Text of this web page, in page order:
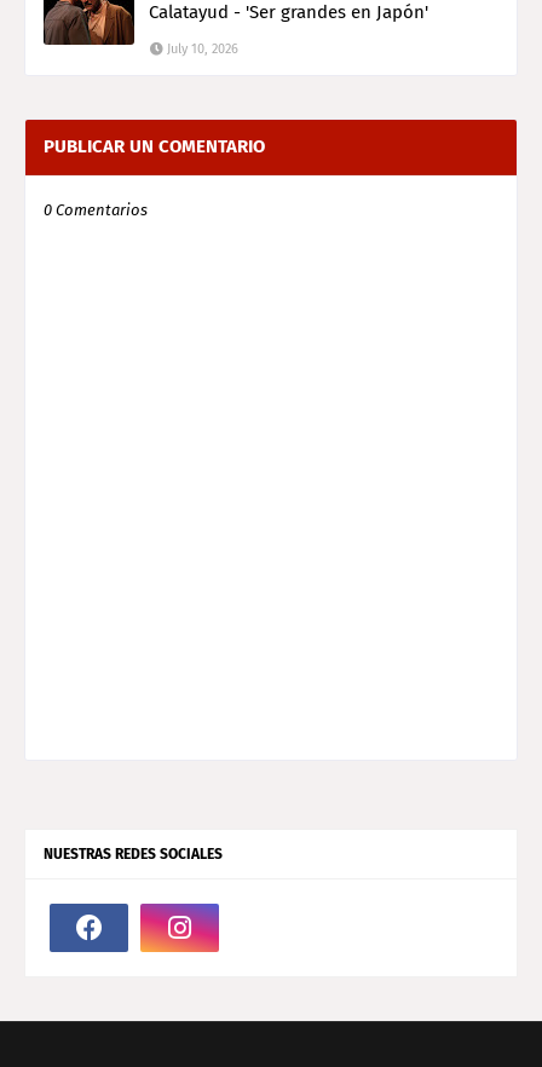
Calatayud - 'Ser grandes en Japón'
July 10, 2026
PUBLICAR UN COMENTARIO
0 Comentarios
NUESTRAS REDES SOCIALES